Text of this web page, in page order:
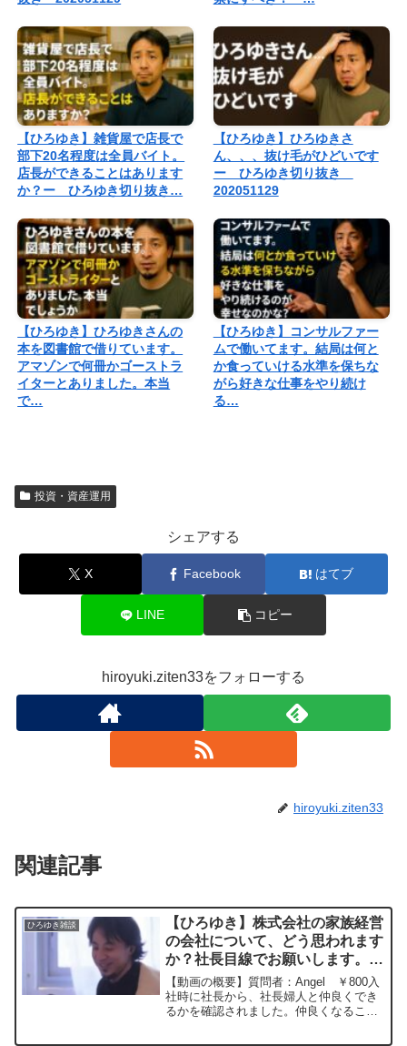
【ひろゆき】雑貨屋で店長で
部下20名程度は全員バイト。
店長ができることはあります
か？ー ひろゆき切り抜き…
【ひろゆき】ひろゆきさ
ん、、、抜け毛がひどいです
ー ひろゆき切り抜き
202051129
【ひろゆき】ひろゆきさんの
本を図書館で借りています。
アマゾンで何冊かゴーストラ
イターとありました。本当
で…
【ひろゆき】コンサルファー
ムで働いてます。結局は何と
か食っていける水準を保ちな
がら好きな仕事をやり続け
る…
投資・資産運用
シェアする
X Facebook はてブ
LINE コピー
hiroyuki.ziten33をフォローする
hiroyuki.ziten33
関連記事
ひろゆき雑談
【ひろゆき】株式会社の家族経営
の会社について、どう思われます
か？社長目線でお願いします。
ー ひろゆき切り抜き
20240516
【動画の概要】質問者：Angel ￥800入
社時に社長から、社長婦人と仲良くでき
るかを確認されました。仲良くなること